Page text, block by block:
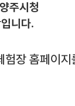
주시청
니다.
험장 홈페이지